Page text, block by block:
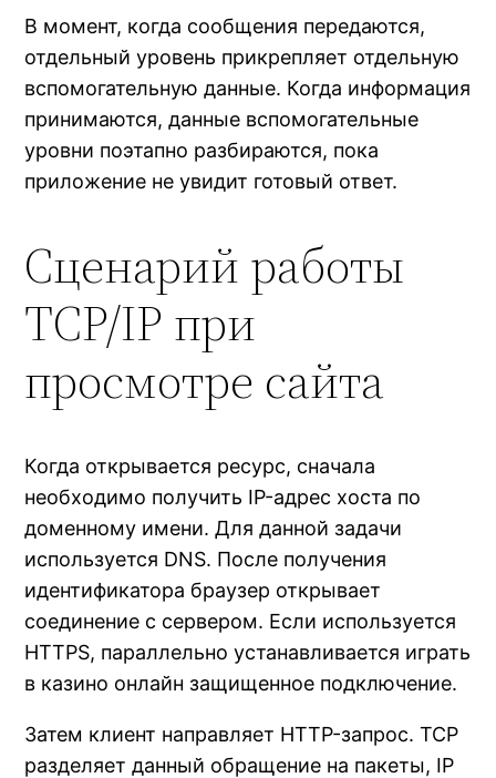
В момент, когда сообщения передаются,
отдельный уровень прикрепляет отдельную
вспомогательную данные. Когда информация
принимаются, данные вспомогательные
уровни поэтапно разбираются, пока
приложение не увидит готовый ответ.
Сценарий работы
TCP/IP при
просмотре сайта
Когда открывается ресурс, сначала
необходимо получить IP-адрес хоста по
доменному имени. Для данной задачи
используется DNS. После получения
идентификатора браузер открывает
соединение с сервером. Если используется
HTTPS, параллельно устанавливается играть
в казино онлайн защищенное подключение.
Затем клиент направляет HTTP-запрос. TCP
разделяет данный обращение на пакеты, IP